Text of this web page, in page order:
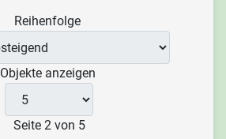
Reihenfolge
Objekte anzeigen
Seite 2 von 5